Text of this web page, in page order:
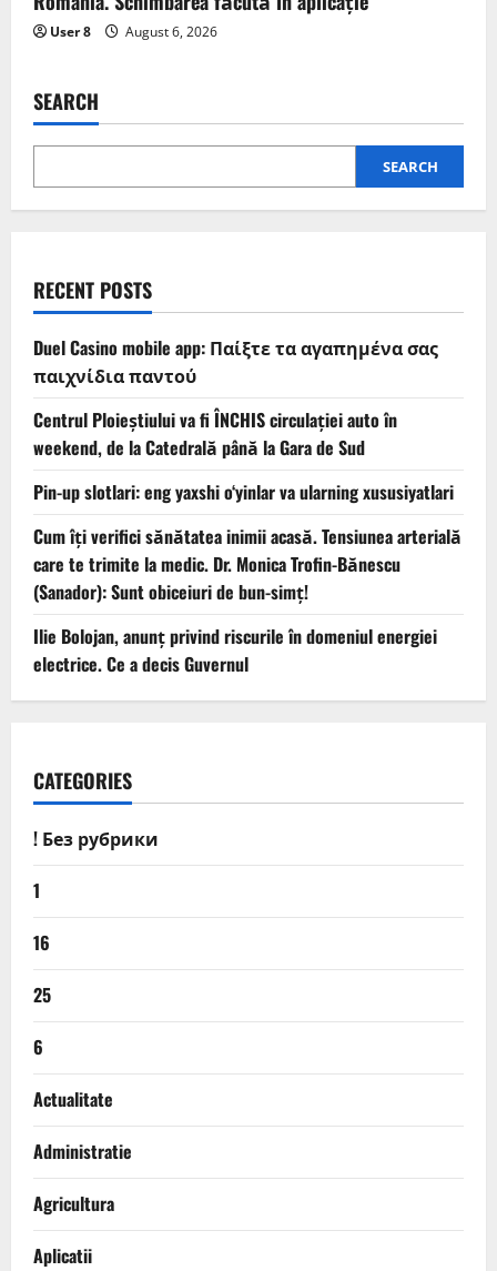
User 8 August 6, 2026
SEARCH
SEARCH
RECENT POSTS
Duel Casino mobile app: Παίξτε τα αγαπημένα σας
παιχνίδια παντού
Centrul Ploieștiului va fi ÎNCHIS circulației auto în
weekend, de la Catedrală până la Gara de Sud
Pin-up slotlari: eng yaxshi o‘yinlar va ularning xususiyatlari
Cum îți verifici sănătatea inimii acasă. Tensiunea arterială
care te trimite la medic. Dr. Monica Trofin-Bănescu
(Sanador): Sunt obiceiuri de bun-simț!
Ilie Bolojan, anunț privind riscurile în domeniul energiei
electrice. Ce a decis Guvernul
CATEGORIES
! Без рубрики
1
16
25
6
Actualitate
Administratie
Agricultura
Aplicatii